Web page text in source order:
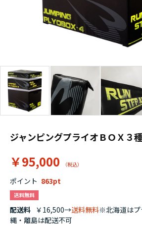
ジャンピングプライオＢＯＸ３
￥95,000
ポイント 863
配送料 ￥16,500→送料無料※北海道は
縄・離島は配送不可